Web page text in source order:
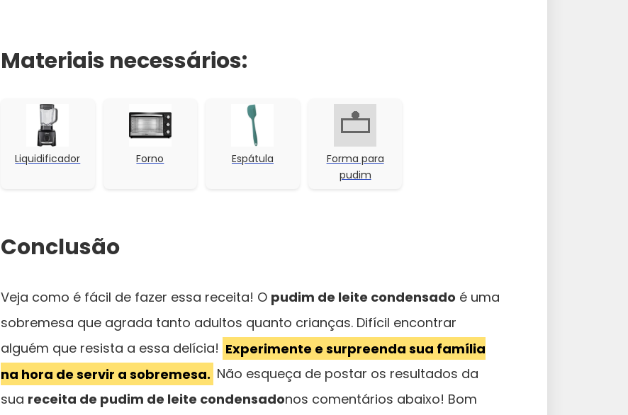
Materiais necessários:
Liquidificador Forno Espátula
Forma para
pudim
Conclusão
Veja como é fácil de fazer essa receita! O pudim de leite condensado é uma
sobremesa que agrada tanto adultos quanto crianças. Difícil encontrar
alguém que resista a essa delícia! Experimente e surpreenda sua família
na hora de servir a sobremesa. Não esqueça de postar os resultados da
sua receita de pudim de leite condensadonos comentários abaixo! Bom